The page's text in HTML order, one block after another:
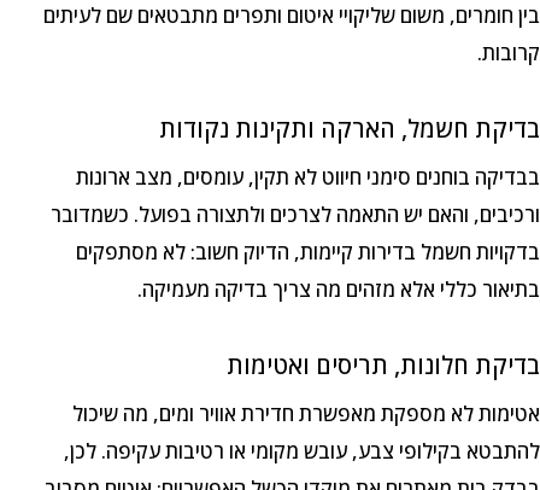
בין חומרים, משום שליקויי איטום ותפרים מתבטאים שם לעיתים
קרובות.
בדיקת חשמל, הארקה ותקינות נקודות
בבדיקה בוחנים סימני חיווט לא תקין, עומסים, מצב ארונות
ורכיבים, והאם יש התאמה לצרכים ולתצורה בפועל. כשמדובר
בדקויות חשמל בדירות קיימות, הדיוק חשוב: לא מסתפקים
בתיאור כללי אלא מזהים מה צריך בדיקה מעמיקה.
בדיקת חלונות, תריסים ואטימות
אטימות לא מספקת מאפשרת חדירת אוויר ומים, מה שיכול
להתבטא בקילופי צבע, עובש מקומי או רטיבות עקיפה. לכן,